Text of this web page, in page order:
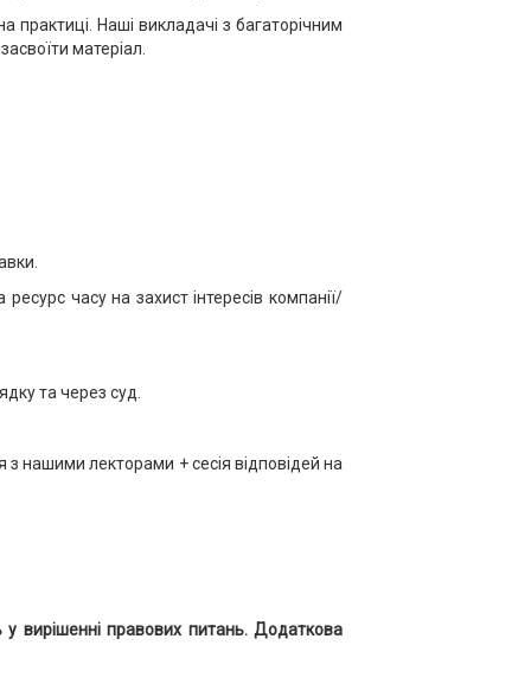
практиці. Наші викладачі з багаторічним
матеріал.
часу на захист інтересів компанії/
та через суд.
нашими лекторами + сесія відповідей на
у вирішенні правових питань. Додаткова